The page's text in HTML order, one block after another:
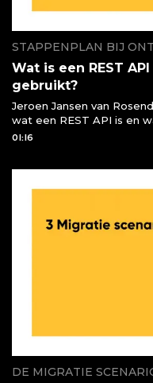
STAPPENPLAN BIJ
Wat is een REST
gebruikt?
Jeroen Jansen van
wat een REST API is en
gebruiken of moeten
01:16
DE MIGRATIE